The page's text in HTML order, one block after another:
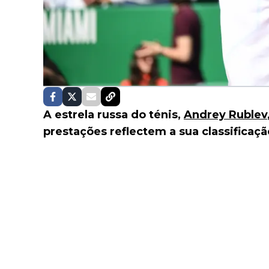
A estrela russa do ténis, Andrey Rublev
prestações reflectem a sua